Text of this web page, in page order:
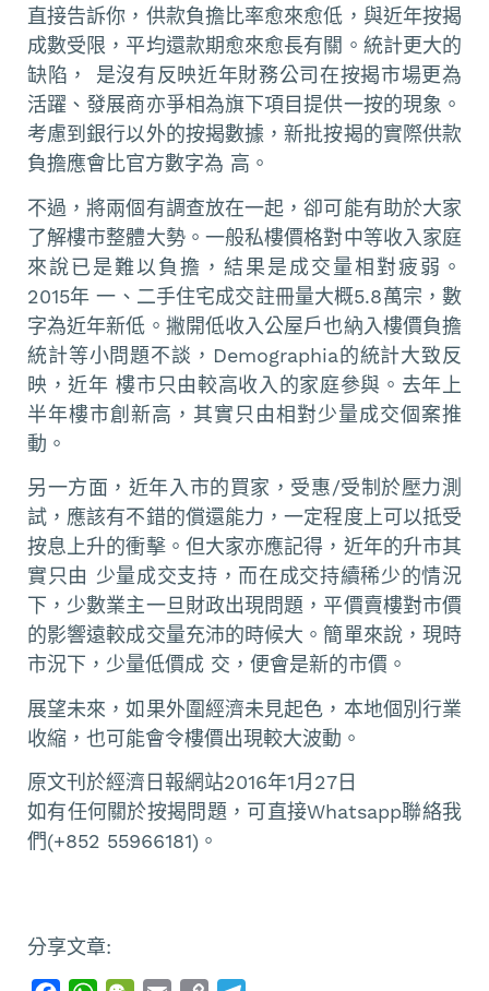
直接告訴你，供款負擔比率愈來愈低，與近年按揭
成數受限，平均還款期愈來愈長有關。統計更大的
缺陷， 是沒有反映近年財務公司在按揭市場更為
活躍、發展商亦爭相為旗下項目提供一按的現象。
考慮到銀行以外的按揭數據，新批按揭的實際供款
負擔應會比官方數字為 高。
不過，將兩個有調查放在一起，卻可能有助於大家
了解樓市整體大勢。一般私樓價格對中等收入家庭
來說已是難以負擔，結果是成交量相對疲弱。
2015年 一、二手住宅成交註冊量大概5.8萬宗，數
字為近年新低。撇開低收入公屋戶也納入樓價負擔
統計等小問題不談，Demographia的統計大致反
映，近年 樓市只由較高收入的家庭參與。去年上
半年樓市創新高，其實只由相對少量成交個案推
動。
另一方面，近年入市的買家，受惠/受制於壓力測
試，應該有不錯的償還能力，一定程度上可以抵受
按息上升的衝擊。但大家亦應記得，近年的升市其
實只由 少量成交支持，而在成交持續稀少的情況
下，少數業主一旦財政出現問題，平價賣樓對市價
的影響遠較成交量充沛的時候大。簡單來說，現時
市況下，少量低價成 交，便會是新的市價。
展望未來，如果外圍經濟未見起色，本地個別行業
收縮，也可能會令樓價出現較大波動。
原文刊於經濟日報網站2016年1月27日
如有任何關於按揭問題，可直接Whatsapp聯絡我
們(+852 55966181)。
分享文章: